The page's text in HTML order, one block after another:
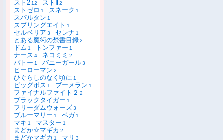
スト2 12 ストⅡ2
ストゼロ 1 スネーク 1
スパルタン 1
スプリングエイト 1
セルベリア 3 セレナ 1
とある魔術の禁書目録2
ドム 1 トンファー 1
ナース 4 ネコミミ 2
バトー 1 バニーガール3
ヒーローマン 2
ひぐらしのなく頃に 1
ビッグボス 1 ブーメラン 1
ファイナルファイト２ 2
ブラックタイガー 1
フリーダムウォーズ3
ブルーマリー 1 ベガ 1
マキ 1 マスター 1
まどか☆マギカ 2
まどかマギカ 1 マリ 3